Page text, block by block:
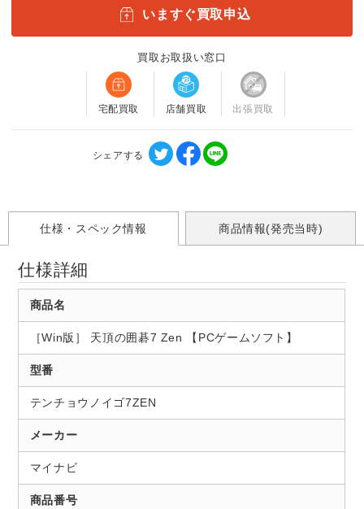
いますぐ買取申込
買取お取扱い窓口
宅配買取 店舗買取 出張買取
シェアする
仕様・スペック情報 商品情報(発売当時)
仕様詳細
商品名
［Win版］ 天頂の囲碁7 Zen 【PCゲームソフト】
型番
テンチョウノイゴ7ZEN
メーカー
マイナビ
商品番号